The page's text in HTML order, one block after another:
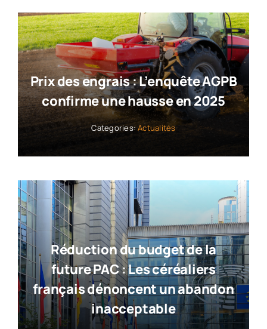
Prix des engrais : L’enquête AGPB
confirme une hausse en 2025
Categories:Actualités
Réduction du budget de la
future PAC : Les céréaliers
français dénoncent un abandon
inacceptable